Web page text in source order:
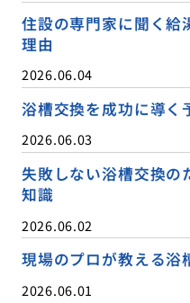
住設の専門家に聞く給
理由
2026.06.04
浴槽交換を成功に導く
2026.06.03
失敗しない浴槽交換の
知識
2026.06.02
現場のプロが教える浴
2026.06.01